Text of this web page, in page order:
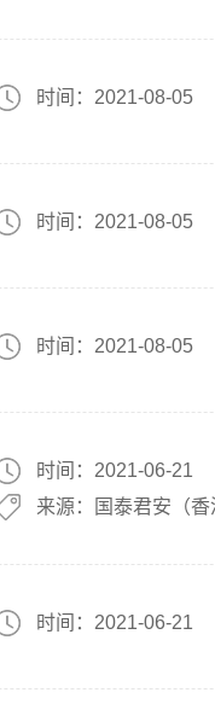
时间：2021-08-05
时间：2021-08-05
时间：2021-08-05
时间：2021-06-21
来源：国泰君安（香
时间：2021-06-21